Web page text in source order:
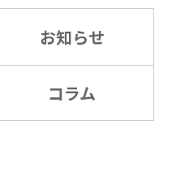
お知らせ
コラム